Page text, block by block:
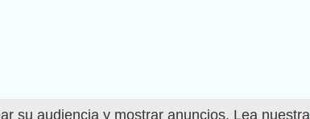
su audiencia y mostrar anuncios. Lea nuestra